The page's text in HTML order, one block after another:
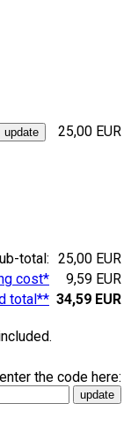
25,00 EUR
total: 25,00 EUR
cost*
9,59 EUR
total** 34,59 EUR
the code here: